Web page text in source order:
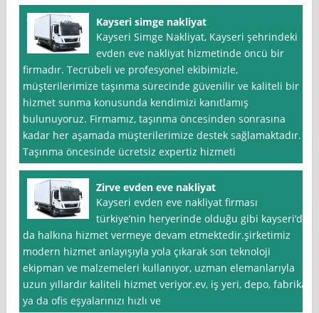
Kayseri simge nakliyat
Kayseri Simge Nakliyat, Kayseri şehrindeki
evden eve nakliyat hizmetinde öncü bir
firmadır. Tecrübeli ve profesyonel ekibimizle,
müşterilerimize taşınma sürecinde güvenilir ve kaliteli bir
hizmet sunma konusunda kendimizi kanıtlamış
bulunuyoruz. Firmamız, taşınma öncesinden sonrasına
kadar her aşamada müşterilerimize destek sağlamaktadır.
Taşınma öncesinde ücretsiz expertiz hizmeti
Zirve evden eve nakliyat
Kayseri evden eve nakliyat firması
türkiye’nin heryerinde olduğu gibi kayseri’de
da halkına hizmet vermeye devam etmektedir.şirketimiz
modern hizmet anlayışıyla yola çıkarak son teknoloji
ekipman ve malzemeleri kullanıyor, uzman elemanlarıyla
uzun yıllardır kaliteli hizmet veriyor.ev, iş yeri, depo, fabrika
ya da ofis eşyalarınızı hızlı ve